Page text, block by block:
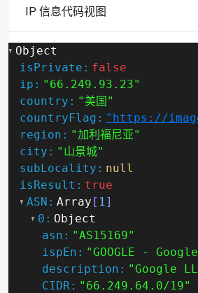
IP 信息代码视图
Object
isPrivate: false
ip: "66.249.93.23"
country: "美国"
countryFlag: "https://
region: "加利福尼亚"
city: "山景城"
subLocality: null
isResult: true
ASN: Array [ 1 ]
0: Object
asn: "AS15169"
ispEn: "GOOGLE -
description: "Google
CIDR: "66.249.64.0/19"